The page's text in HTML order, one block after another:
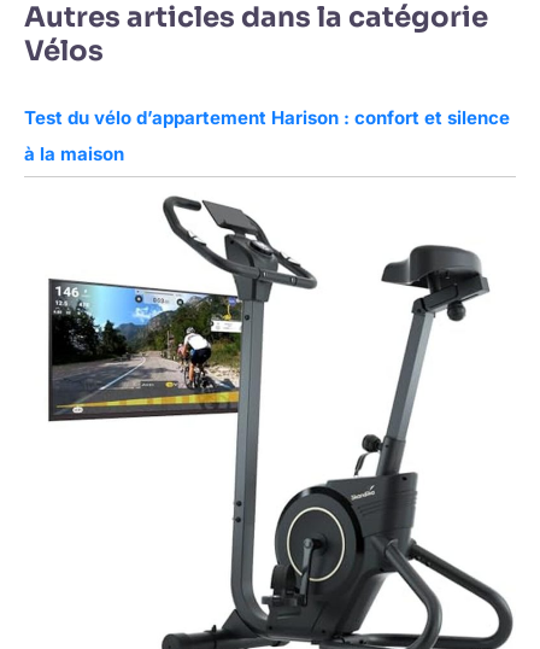
Autres articles dans la catégorie
Vélos
Test du vélo d’appartement Harison : confort et silence
à la maison